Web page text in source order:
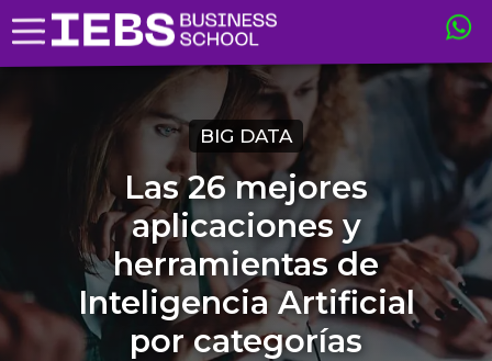
BIG DATA
Las 26 mejores
aplicaciones y
herramientas de
Inteligencia Artificial
por categorías